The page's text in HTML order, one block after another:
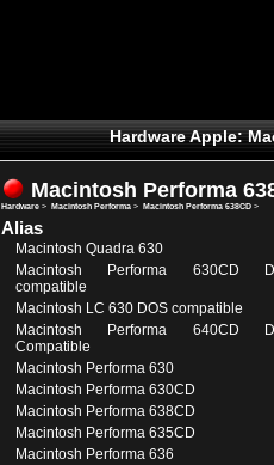
Hardware Apple:
Macintosh Performa
Hardware> Macintosh Performa> Macintosh Performa 638CD>
Alias
Macintosh Quadra 630
Macintosh Performa 630CD
compatible
Macintosh LC 630 DOS compatible
Macintosh Performa 640CD
Compatible
Macintosh Performa 630
Macintosh Performa 630CD
Macintosh Performa 638CD
Macintosh Performa 635CD
Macintosh Performa 636